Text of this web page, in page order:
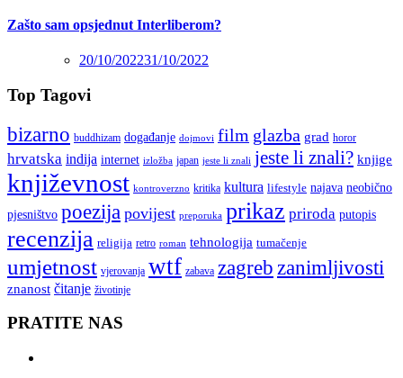
Zašto sam opsjednut Interliberom?
20/10/202231/10/2022
Top Tagovi
bizarno buddhizam događanje dojmovi film glazba grad horor
hrvatska indija internet izložba japan jeste li znali jeste li znali? knjige
književnost kontroverzno kritika kultura lifestyle najava neobično
pjesništvo poezija povijest preporuka prikaz priroda putopis
recenzija religija retro roman tehnologija tumačenje
umjetnost vjerovanja wtf zabava zagreb zanimljivosti
znanost čitanje životinje
PRATITE NAS